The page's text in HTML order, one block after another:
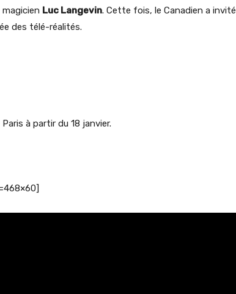
magicien Luc Langevin. Cette fois, le Canadien a invité
des télé-réalités.
à partir du 18 janvier.